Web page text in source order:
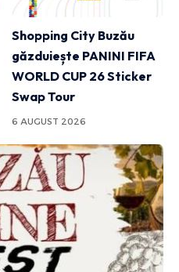
Shopping City Buzău
găzduiește PANINI FIFA
WORLD CUP 26 Sticker
Swap Tour
6 AUGUST 2026